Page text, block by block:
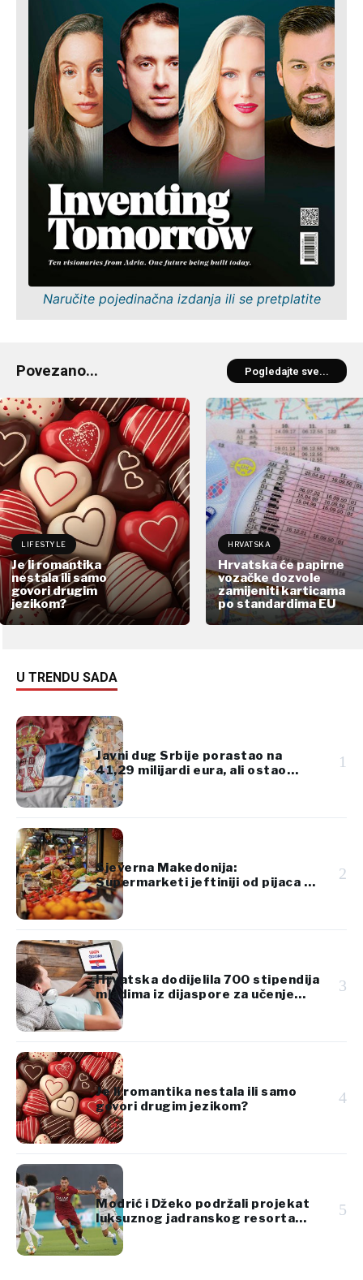
Naručite pojedinačna izdanja ili se pretplatite
Povezano... Pogledajte sve...
LIFESTYLE
Je li romantika
nestala ili samo
govori drugim
jezikom?
HRVATSKA
Hrvatska će papirne
vozačke dozvole
zamijeniti karticama
po standardima EU
U TRENDU SADA
Javni dug Srbije porastao na
41,29 milijardi eura, ali ostao
ispod 45% BDP-a
1
Sjeverna Makedonija:
Supermarketi jeftiniji od pijaca za
voće i povrće
2
Hrvatska dodijelila 700 stipendija
mladima iz dijaspore za učenje
hrvatskog jezika
3
Je li romantika nestala ili samo
govori drugim jezikom?
4
Modrić i Džeko podržali projekat
luksuznog jadranskog resorta
vrijedan 920 miliona eura
5